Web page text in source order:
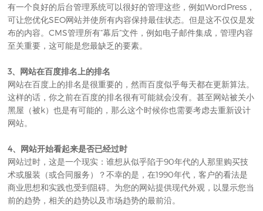
有一个良好的后台管理系统可以很好的管理这些，例如WordPress，
可让您优化SEO网站并使所有内容保持最佳状态。但是这不仅仅是发
布的内容。CMS管理所有“幕后”文件，例如电子邮件集成，管理内容
至关重要，这可能是您最缺乏的要素。
3、网站在百度排名上的排名
网站在百度上的排名是很重要的，然而百度似乎每天都在更新算法。
这样的话，你之前在百度的排名很有可能就会没有。甚至网站被关小
黑屋（被k）也是有可能的，那么这个时候你也需要考虑去重新设计
网站。
4、 网站开始看起来是否已经过时
网站过时，这是一个现实：谁想从似乎陷于90年代的人那里购买技
术或服装（或合同服务）？不幸的是，在1990年代，客户的看法是
商业思想和实践也受到阻碍。为您的网站提供现代外观，以显示您当
前的趋势，相关的趋势以及市场趋势的最前沿。